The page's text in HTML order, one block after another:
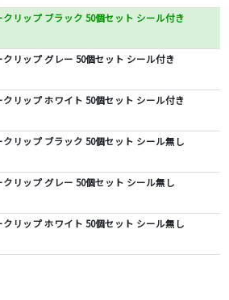
リップ ブラック 50個セット シール付き
リップ グレー 50個セット シール付き
リップ ホワイト 50個セット シール付き
リップ ブラック 50個セット シール無し
リップ グレー 50個セット シール無し
リップ ホワイト 50個セット シール無し